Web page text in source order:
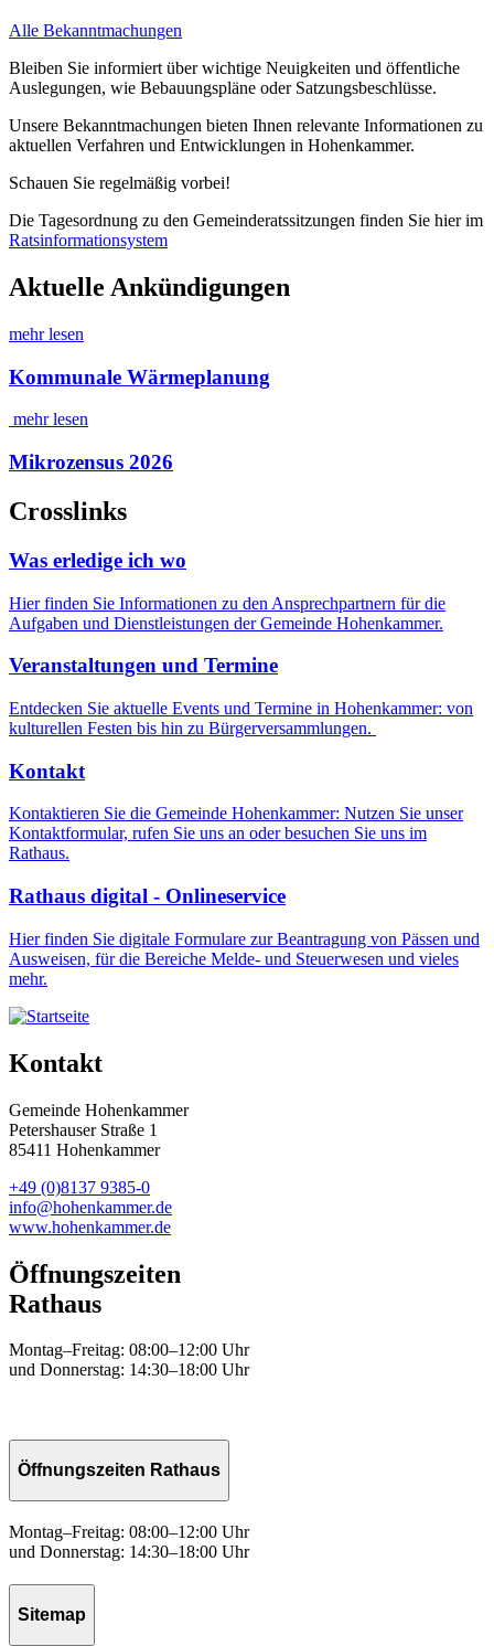
Alle Bekanntmachungen
Bleiben Sie informiert über wichtige Neuigkeiten und öffentliche
Auslegungen, wie Bebauungspläne oder Satzungsbeschlüsse.
Unsere Bekanntmachungen bieten Ihnen relevante Informationen zu
aktuellen Verfahren und Entwicklungen in Hohenkammer.
Schauen Sie regelmäßig vorbei!
Die Tagesordnung zu den Gemeinderatssitzungen finden Sie hier im
Ratsinformationsystem
Aktuelle Ankündigungen
mehr lesen
Kommunale Wärmeplanung
mehr lesen
Mikrozensus 2026
Crosslinks
Was erledige ich wo
Hier finden Sie Informationen zu den Ansprechpartnern für die
Aufgaben und Dienstleistungen der Gemeinde Hohenkammer.
Veranstaltungen und Termine
Entdecken Sie aktuelle Events und Termine in Hohenkammer: von
kulturellen Festen bis hin zu Bürgerversammlungen.
Kontakt
Kontaktieren Sie die Gemeinde Hohenkammer: Nutzen Sie unser
Kontaktformular, rufen Sie uns an oder besuchen Sie uns im
Rathaus.
Rathaus digital - Onlineservice
Hier finden Sie digitale Formulare zur Beantragung von Pässen und
Ausweisen, für die Bereiche Melde- und Steuerwesen und vieles
mehr.
Kontakt
Gemeinde Hohenkammer
Petershauser Straße 1
85411 Hohenkammer
+49 (0)8137 9385-0
info@hohenkammer.de
www.hohenkammer.de
Öffnungszeiten
Rathaus
Montag–Freitag: 08:00–12:00 Uhr
und Donnerstag: 14:30–18:00 Uhr
Öffnungszeiten Rathaus
Montag–Freitag: 08:00–12:00 Uhr
und Donnerstag: 14:30–18:00 Uhr
Sitemap